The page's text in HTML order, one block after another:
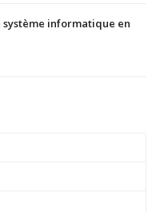
système informatique en